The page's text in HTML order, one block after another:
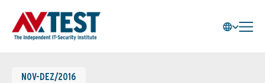
NOV-DEZ/2016